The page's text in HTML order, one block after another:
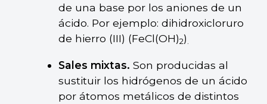
de una base por los aniones de un
ácido. Por ejemplo: dihidroxicloruro
de hierro (III) (FeCl(OH)2)
Sales mixtas.Son producidas al
sustituir los hidrógenos de un ácido
por átomos metálicos de distintos